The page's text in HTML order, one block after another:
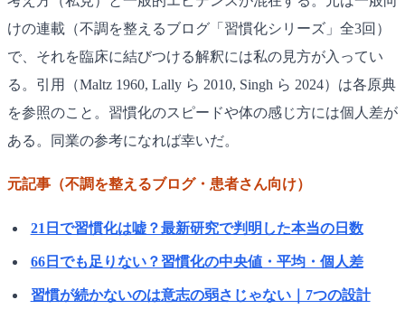
けの連載（不調を整えるブログ「習慣化シリーズ」全3回）
で、それを臨床に結びつける解釈には私の見方が入ってい
る。引用（Maltz 1960, Lally ら 2010, Singh ら 2024）は各原典
を参照のこと。習慣化のスピードや体の感じ方には個人差が
ある。同業の参考になれば幸いだ。
元記事（不調を整えるブログ・患者さん向け）
21日で習慣化は嘘？最新研究で判明した本当の日数
66日でも足りない？習慣化の中央値・平均・個人差
習慣が続かないのは意志の弱さじゃない｜7つの設計